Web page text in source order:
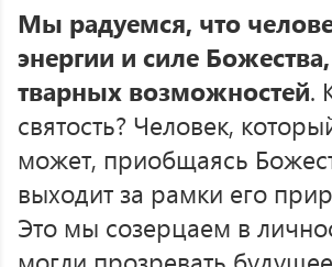
Мы радуемся, что
энергии и силе
тварных возможностей.
святость? Человек,
может, приобщаясь
выходит за рамки его
Это мы созерцаем в